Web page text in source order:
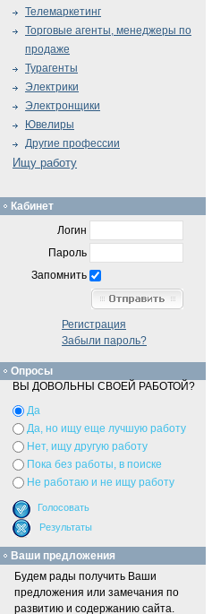
Телемаркетинг
Торговые агенты, менеджеры по
продаже
Турагенты
Электрики
Электронщики
Ювелиры
Другие профессии
Ищу работу
Кабинет
Логин
Пароль
Запомнить
Регистрация
Забыли пароль?
Опросы
ВЫ ДОВОЛЬНЫ СВОЕЙ РАБОТОЙ?
Да
Да, но ищу еще лучшую работу
Нет, ищу другую работу
Пока без работы, в поиске
Не работаю и не ищу работу
Ваши предложения
Будем рады получить Ваши
предложения или замечания по
развитию и содержанию сайта.